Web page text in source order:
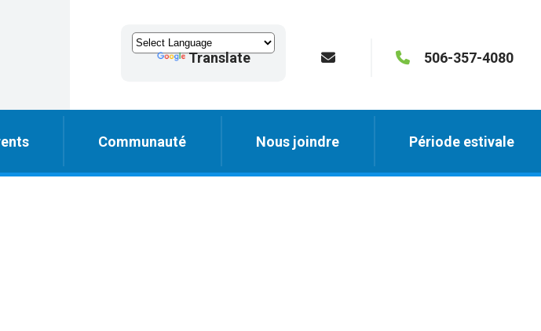
Translate 506-357-4080
Communauté Nous joindre Période estivale